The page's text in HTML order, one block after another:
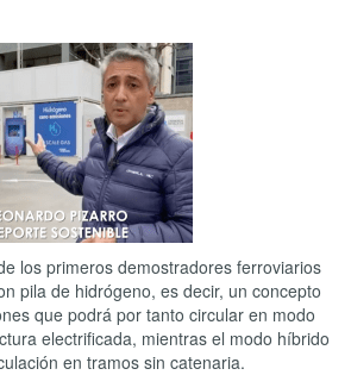
los primeros demostradores ferroviarios
pila de hidrógeno, es decir, un concepto
que podrá por tanto circular en modo
electrificada, mientras el modo híbrido
en tramos sin catenaria.